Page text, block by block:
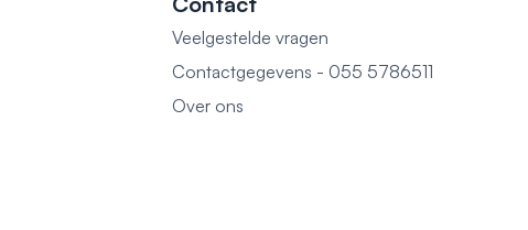
Veelgestelde vragen
Contactgegevens - 055 5786511
Over ons